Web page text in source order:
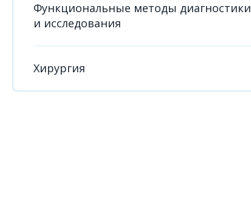
Функциональные методы диагностики
и исследования
Хирургия